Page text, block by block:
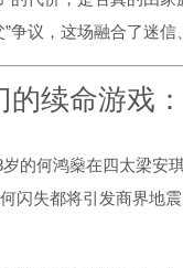
”争议，这场融合了迷
的续命游戏
岁的何鸿燊在四太梁安
闪失都将引发商界地